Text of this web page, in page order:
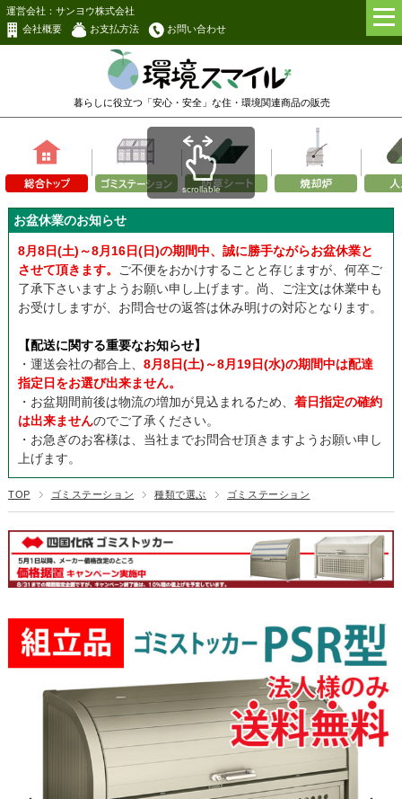
運営会社：サンヨウ株式会社
会社概要
お支払方法 お問い合わせ
暮らしに役立つ「安心・安全」な住・環境関連商品の販売
scrollable
お盆休業のお知らせ
8月8日(土)～8月16日(日)の期間中、誠に勝手ながらお盆休業と
させて頂きます。
ご不便をおかけすることと存じますが、何卒ご
了承下さいますようお願い申し上げます。尚、ご注文は休業中も
お受けしますが、お問合せの返答は休み明けの対応となります。
【配送に関する重要なお知らせ】
・運送会社の都合上、 8月8日(土)～8月19日(水)の期間中は配達
指定日をお選び出来ません。
・お盆期間前後は物流の増加が見込まれるため、 着日指定の確約
は出来ませんのでご了承ください。
・お急ぎのお客様は、当社までお問合せ頂きますようお願い申し
上げます。
TOP ゴミステーション 種類で選ぶ ゴミステーション